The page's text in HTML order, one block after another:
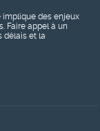
implique des enjeux
Faire appel à un
délais et la